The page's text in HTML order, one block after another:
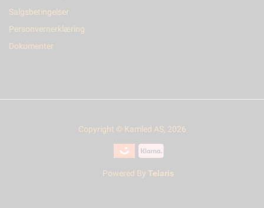
Salgsbetingelser
Personvernerklæring
Dokumenter
Copyright © Kamled AS, 2026
Powered By Telaris